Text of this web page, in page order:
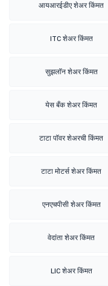
आयआरईडीए शेअर किंमत
ITC शेअर किंमत
सुझलॉन शेअर किंमत
येस बँक शेअर किंमत
टाटा पॉवर शेअरची किंमत
टाटा मोटर्स शेअर किंमत
एनएचपीसी शेअर किंमत
वेदांता शेअर किंमत
LIC शेअर किंमत